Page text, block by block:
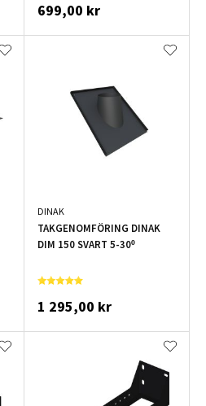
699,00 kr
DINAK
TAKGENOMFÖRING DINAK
DIM 150 SVART 5-30º
1 295,00 kr